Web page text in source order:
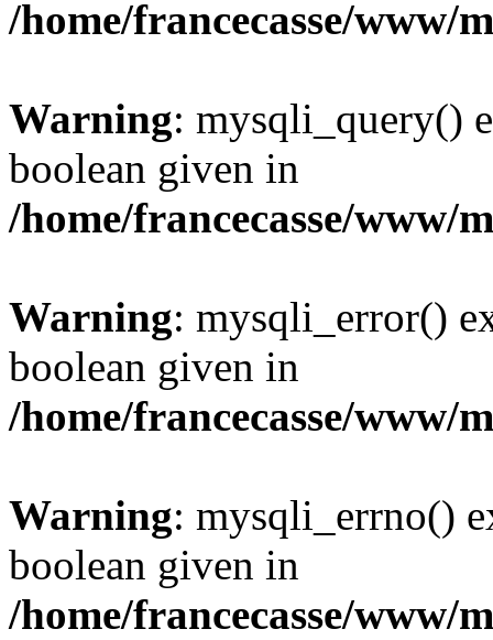
/home/francecasse/www/
Warning: mysqli_query()
boolean given in
/home/francecasse/www/
Warning: mysqli_error()
boolean given in
/home/francecasse/www/
Warning: mysqli_errno()
boolean given in
/home/francecasse/www/